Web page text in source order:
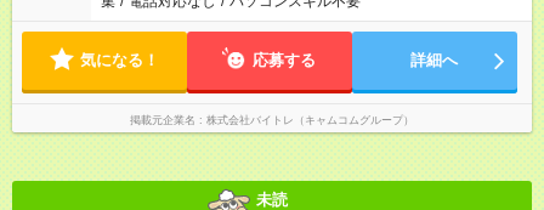
気になる！ 応募する 詳細へ
掲載元企業名 株式会社バイトレ（キャムコムグループ）
未読